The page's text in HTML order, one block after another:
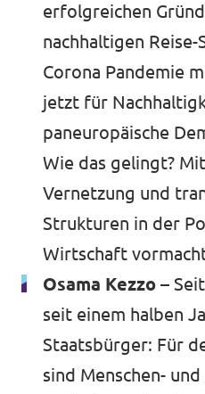
erfolgreichen
nachhaltigen
Corona Pandemie
jetzt für
paneuropäische
Wie das gelingt?
Vernetzung und
Strukturen in der
Wirtschaft
Osama Kezzo –
seit einem halben
Staatsbürger: Für
sind Menschen-